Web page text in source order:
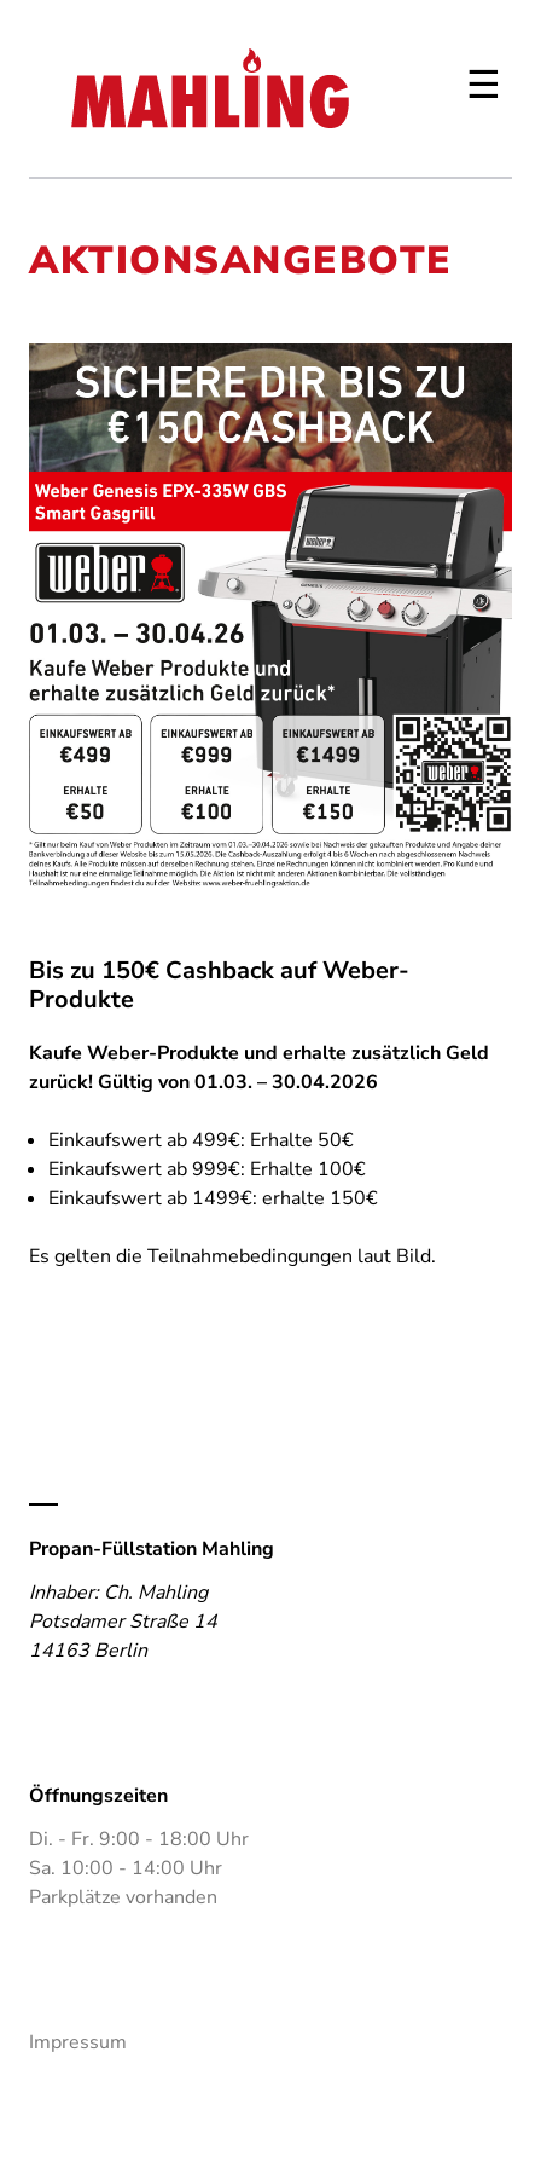
☰
AKTIONSANGEBOTE
Bis zu 150€ Cashback auf Weber-
Produkte
Kaufe Weber-Produkte und erhalte zusätzlich Geld
zurück! Gültig von 01.03. – 30.04.2026
Einkaufswert ab 499€: Erhalte 50€
Einkaufswert ab 999€: Erhalte 100€
Einkaufswert ab 1499€: erhalte 150€
Es gelten die Teilnahmebedingungen laut Bild.
Propan-Füllstation Mahling
Inhaber: Ch. Mahling
Potsdamer Straße 14
14163 Berlin
Öffnungszeiten
Di. - Fr. 9:00 - 18:00 Uhr
Sa. 10:00 - 14:00 Uhr
Parkplätze vorhanden
Impressum